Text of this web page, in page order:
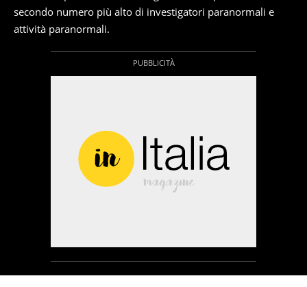
secondo numero più alto di investigatori paranormali e
attività paranormali.